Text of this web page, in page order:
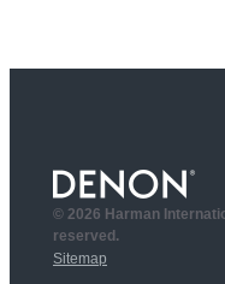
© 2026 Harman
reserved.
Sitemap